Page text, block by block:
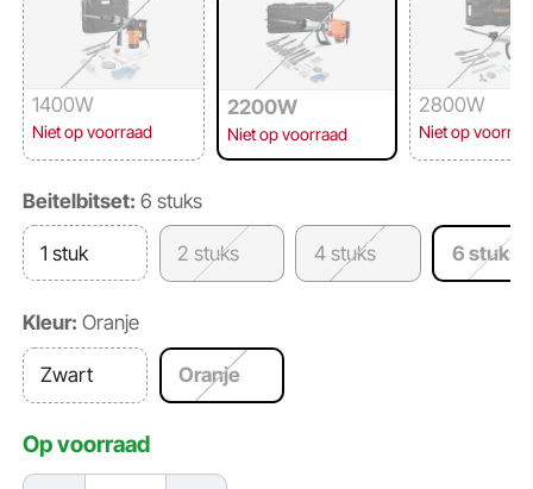
1400W
Niet op voorraad
2200W
Niet op voorraad
2800W
Niet op
Beitelbitset: 6 stuks
1 stuk 2 stuks 4 stuks 6 stuks
Kleur: Oranje
Zwart Oranje
Op voorraad